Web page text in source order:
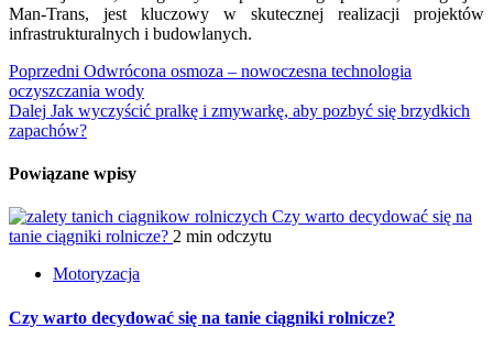
Man-Trans, jest kluczowy w skutecznej realizacji projektów
infrastrukturalnych i budowlanych.
Nawigacja
wpisu
Poprzedni Odwrócona osmoza – nowoczesna technologia
oczyszczania wody
Dalej Jak wyczyścić pralkę i zmywarkę, aby pozbyć się brzydkich
zapachów?
Powiązane wpisy
Czy warto decydować się na
tanie ciągniki rolnicze? 2 min odczytu
Motoryzacja
Czy warto decydować się na tanie ciągniki rolnicze?